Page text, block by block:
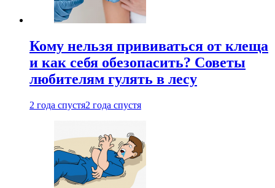
Кому нельзя прививаться от клеща
и как себя обезопасить? Советы
любителям гулять в лесу
2 года спустя2 года спустя